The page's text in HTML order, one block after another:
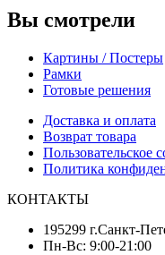
Вы смотрели
Картины / Постеры
Рамки
Готовые решения
Доставка и оплата
Возврат товара
Пользовательское
Политика
КОНТАКТЫ
Пн-Вс: 9:00-21:00